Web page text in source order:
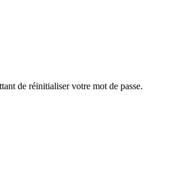
de réinitialiser votre mot de passe.